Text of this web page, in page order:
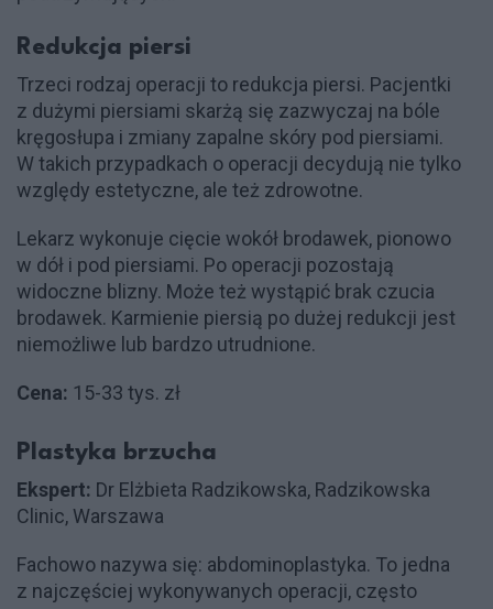
Redukcja piersi
Trzeci rodzaj operacji to redukcja piersi. Pacjentki
z dużymi piersiami skarżą się zazwyczaj na bóle
kręgosłupa i zmiany zapalne skóry pod piersiami.
W takich przypadkach o operacji decydują nie tylko
względy estetyczne, ale też zdrowotne.
Lekarz wykonuje cięcie wokół brodawek, pionowo
w dół i pod piersiami. Po operacji pozostają
widoczne blizny. Może też wystąpić brak czucia
brodawek. Karmienie piersią po dużej redukcji jest
niemożliwe lub bardzo utrudnione.
Cena: 15-33 tys. zł
Plastyka brzucha
Ekspert: Dr Elżbieta Radzikowska, Radzikowska
Clinic, Warszawa
Fachowo nazywa się: abdominoplastyka. To jedna
z najczęściej wykonywanych operacji, często